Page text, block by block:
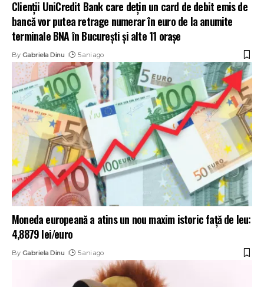
Clienții UniCredit Bank care dețin un card de debit emis de
bancă vor putea retrage numerar în euro de la anumite
terminale BNA în București și alte 11 orașe
By Gabriela Dinu 5 ani ago
Moneda europeană a atins un nou maxim istoric față de leu:
4,8879 lei/euro
By Gabriela Dinu 5 ani ago